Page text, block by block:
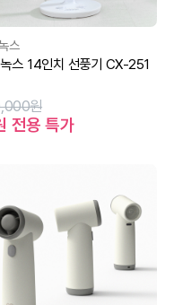
스
스 14인치 선풍기 CX-251
원
전용 특가